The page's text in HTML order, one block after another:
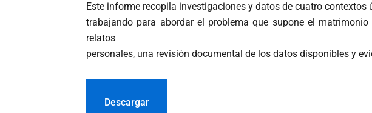
Este informe recopila investigaciones y datos de cuatro
trabajando para abordar el problema que supone el
relatos
personales, una revisión documental de los datos disponibles y
Descargar